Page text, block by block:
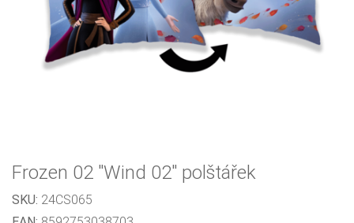
Frozen 02 "Wind 02" polštářek
SKU: 24CS065